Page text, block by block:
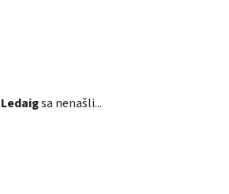
Ledaigsa nenašli...